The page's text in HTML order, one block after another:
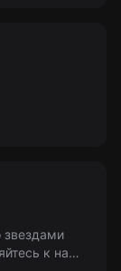
звездами
к нам,